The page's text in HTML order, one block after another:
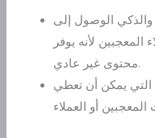
الوصول إلى
لأنه يوفر
محتوى غير عادي.
التي يمكن أن تعطي